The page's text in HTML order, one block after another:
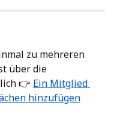
zu mehreren
über die
👉 Ein Mitglied
hinzufügen